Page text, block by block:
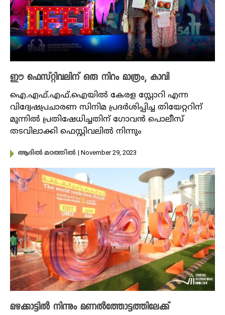
ഈ ഫെസ്റ്റിവലിന് ഒരു നിറം മാത്രം, കാവി
ഐ.എഫ്.എഫ്.ഐയിൽ കേരള സ്റ്റോറി എന്ന
വിദ്വേഷപ്രചാരണ സിനിമ പ്രദർശിപ്പിച്ച തിയേറ്ററിന്
മുന്നിൽ പ്രതിഷേധിച്ചതിന് ഗോവൻ പൊലീസ്
തടവിലാക്കി ഫെസ്റ്റിവലിൽ നിന്നും
ആദിൽ മഠത്തിൽ | November 29, 2023
മഴക്കാട്ടിൽ നിന്നും മണൽത്തോട്ടത്തിലേക്ക്